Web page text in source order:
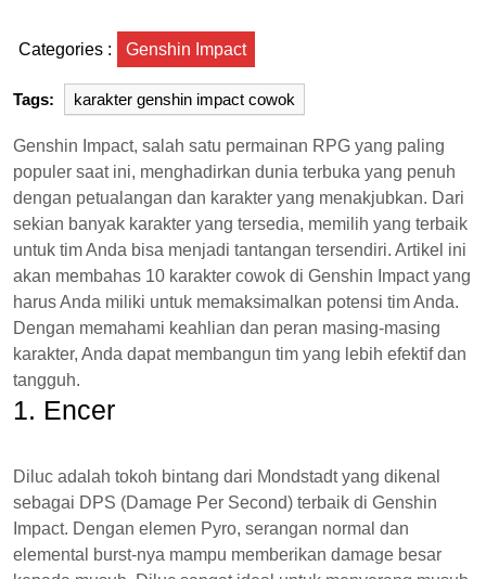
Categories : Genshin Impact
Tags: karakter genshin impact cowok
Genshin Impact, salah satu permainan RPG yang paling
populer saat ini, menghadirkan dunia terbuka yang penuh
dengan petualangan dan karakter yang menakjubkan. Dari
sekian banyak karakter yang tersedia, memilih yang terbaik
untuk tim Anda bisa menjadi tantangan tersendiri. Artikel ini
akan membahas 10 karakter cowok di Genshin Impact yang
harus Anda miliki untuk memaksimalkan potensi tim Anda.
Dengan memahami keahlian dan peran masing-masing
karakter, Anda dapat membangun tim yang lebih efektif dan
tangguh.
1. Encer
Diluc adalah tokoh bintang dari Mondstadt yang dikenal
sebagai DPS (Damage Per Second) terbaik di Genshin
Impact. Dengan elemen Pyro, serangan normal dan
elemental burst-nya mampu memberikan damage besar